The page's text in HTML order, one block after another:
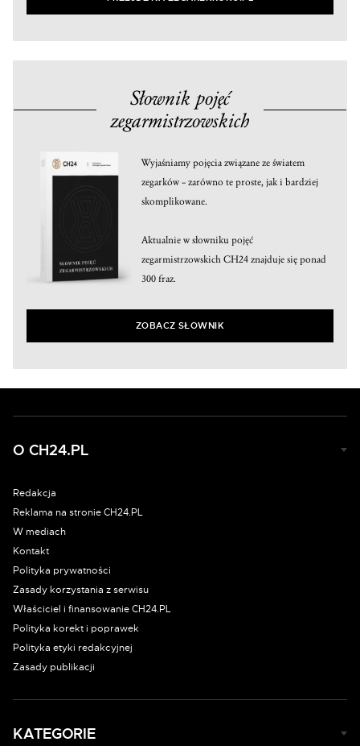
Słownik pojęć
zegarmistrzowskich
Wyjaśniamy pojęcia związane ze światem
zegarków – zarówno te proste, jak i bardziej
skomplikowane.
Aktualnie w słowniku pojęć
zegarmistrzowskich CH24 znajduje się ponad
300 fraz.
ZOBACZ SŁOWNIK
O CH24.PL
Redakcja
Reklama na stronie CH24.PL
W mediach
Kontakt
Polityka prywatności
Zasady korzystania z serwisu
Właściciel i finansowanie CH24.PL
Polityka korekt i poprawek
Polityka etyki redakcyjnej
Zasady publikacji
KATEGORIE